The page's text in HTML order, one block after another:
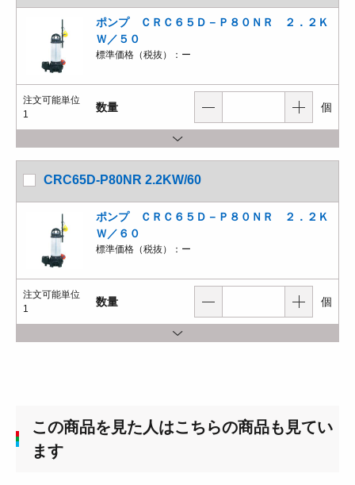
ポンプ ＣＲＣ６５Ｄ－Ｐ８０ＮＲ ２．２Ｋ
Ｗ／５０
標準価格（税抜）： ー
注文可能単位
1
数量 個
CRC65D-P80NR 2.2KW/60
ポンプ ＣＲＣ６５Ｄ－Ｐ８０ＮＲ ２．２Ｋ
Ｗ／６０
標準価格（税抜）： ー
注文可能単位
1
数量 個
この商品を見た人はこちらの商品も見てい
ます